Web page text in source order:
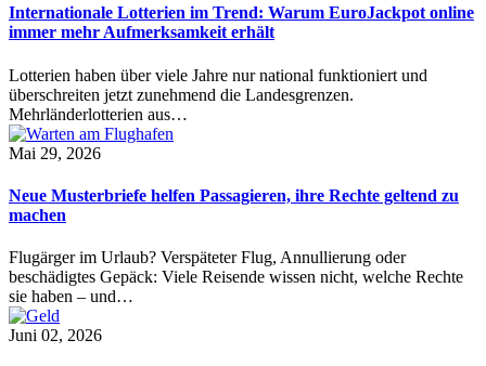
Internationale Lotterien im Trend: Warum EuroJackpot online
immer mehr Aufmerksamkeit erhält
Lotterien haben über viele Jahre nur national funktioniert und
überschreiten jetzt zunehmend die Landesgrenzen.
Mehrländerlotterien aus…
Mai 29, 2026
Neue Musterbriefe helfen Passagieren, ihre Rechte geltend zu
machen
Flugärger im Urlaub? Verspäteter Flug, Annullierung oder
beschädigtes Gepäck: Viele Reisende wissen nicht, welche Rechte
sie haben – und…
Juni 02, 2026